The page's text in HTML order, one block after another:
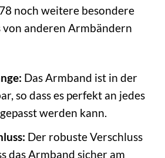
noch weitere besondere
von anderen Armbändern
Das Armband ist in der
so dass es perfekt an jedes
werden kann.
Der robuste Verschluss
das Armband sicher am